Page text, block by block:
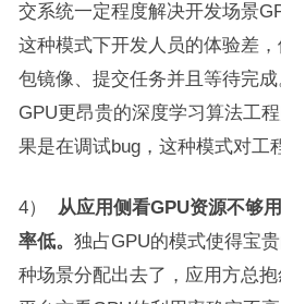
交系统一定程度解决开发场景
这种模式下开发人员的体验差
包镜像、提交任务并且等待完
GPU更昂贵的深度学习算法工
果是在调试bug，这种模式对工
4） 从应用侧看GPU资源不够
率低。 独占GPU的模式使得宝
种场景分配出去了，应用方总